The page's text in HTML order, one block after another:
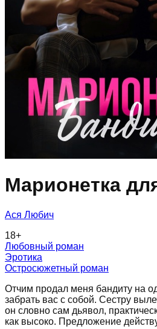
Марионетка
Ася Любич
18+
Любовный роман
Эротика
Остросюжетный роман
Отчим продал меня бандиту на
забрать вас с собой. Сестру
он словно сам дьявол,
как высоко. Предложение